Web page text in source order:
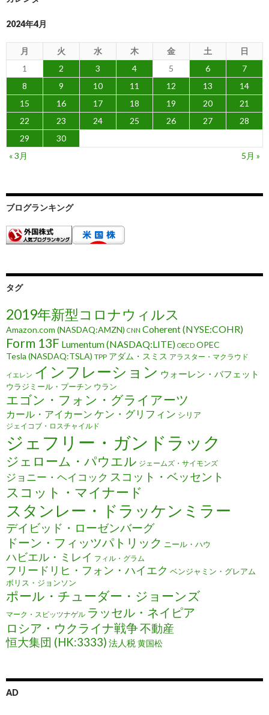
2024年4月
月 火 水 木 金 土
日
1
2 3 4 5 6
7
8
9 10 11 12 13
14
15
16 17 18 19 20
21
22
23 24 25 26 27
28
29
30
« 3月
5月 »
ブログランキング
タグ
2019年新型コロナウィルス
Amazon.com (NASDAQ:AMZN) CNN Coherent (NYSE:COHR)
Form 13F Lumentum (NASDAQ:LITE) OECD OPEC
Tesla (NASDAQ:TSLA) TPP アダム・スミス アラスター・マクラウド
イエレン インフレーション ウォーレン・バフェット
ウラジミール・プーチン ウラン
エゴン・フォン・グライアーツ
カール・アイカーン ケン・グリフィン シリア
ジェイコブ・ロスチャイルド
ジェフリー・ガンドラック
ジェローム・パウエル ジェームズ・サイモンズ
ジョニー・ヘイコック スコット・ベッセント
スコット・マイナード
スタンレー・ドラッケンミラー
デイビッド・ローゼンバーグ
ドーン・フィッツパトリック ニール・ハウ
ハビエル・ミレイ フィル・グラム
フリードリヒ・フォン・ハイエク ベンジャミン・グレアム
ボリス・ジョンソン
ポール・チューダー・ジョーンズ
マーク・スピッツナゲル ラッセル・ネイピア
ロシア・ウクライナ戦争不動産
恒大集団 (HK:3333) 法人税黄国松
AD